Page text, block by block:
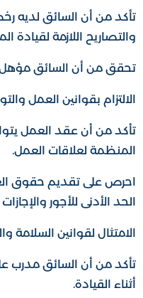
تأكد من أن السائق لديه
والتصاريح اللازمة لقيادة
تحقق من أن السائق مؤهل
الالتزام بقوانين العمل
تأكد من أن عقد العمل
المنظمة لعلاقات العمل.
احرص على تقديم حقوق
الحد الأدنى للأجور
الامتثال لقوانين السلامة
تأكد من أن السائق مدرب
أثناء القيادة.